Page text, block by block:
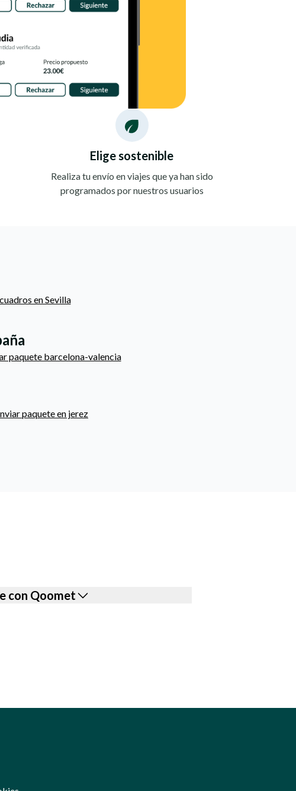
Elige sostenible
Realiza tu envío en viajes que ya han sido
programados por nuestros usuarios
en Sevilla
paquete barcelona-valencia
paquete en jerez
con Qoomet